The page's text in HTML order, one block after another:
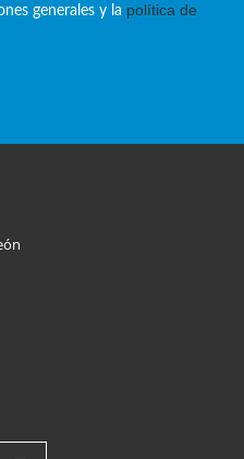
generales y la política de